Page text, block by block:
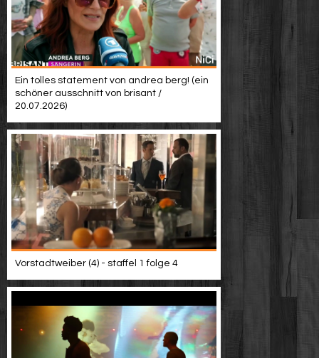
Ein tolles statement von andrea berg! (ein
schöner ausschnitt von brisant /
20.07.2026)
Vorstadtweiber (4) - staffel 1 folge 4